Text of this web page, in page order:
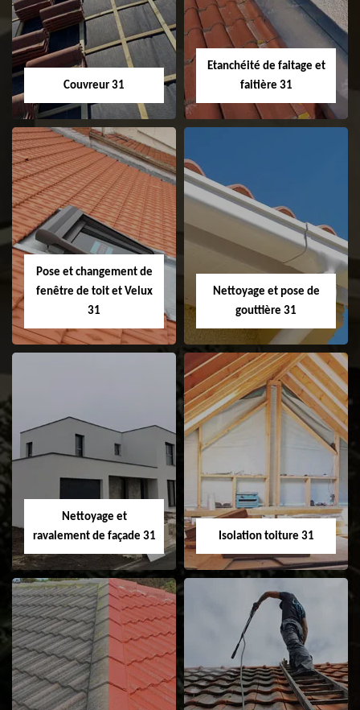
Couvreur 31
Couvreur 31
Etanchéité de faitage et
faitière 31
Etanchéité de
faitage et faitière
31
Pose et changement de
fenêtre de toit et Velux
31
Pose et
changement de
fenêtre de toit et
Velux 31
Nettoyage et pose de
gouttière 31
Nettoyage et pose
Nettoyage et
ravalement de façade 31
Nettoyage et
ravalement de
façade 31
Isolation toiture 31
Isolation toiture 31